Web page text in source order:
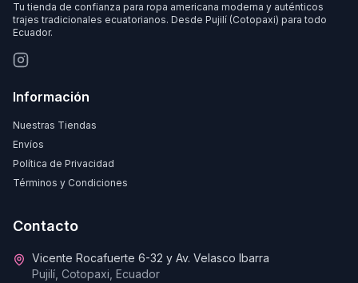
Tu tienda de confianza para ropa americana moderna y auténticos
trajes tradicionales ecuatorianos. Desde Pujilí (Cotopaxi) para todo
Ecuador.
Información
Nuestras Tiendas
Envíos
Política de Privacidad
Términos y Condiciones
Contacto
Vicente Rocafuerte 6-32 y Av. Velasco Ibarra
Pujilí, Cotopaxi, Ecuador